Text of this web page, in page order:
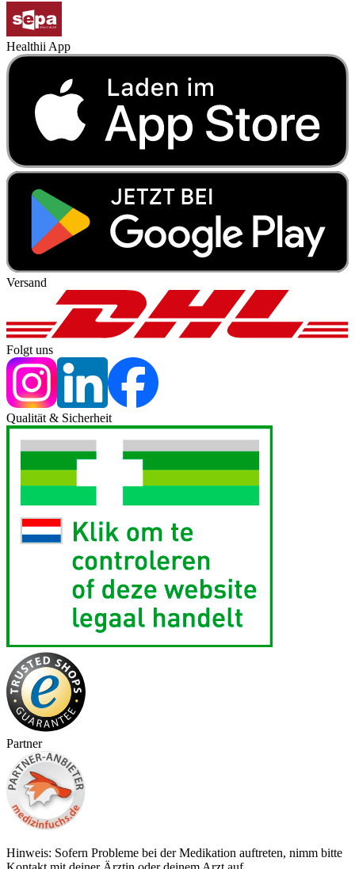
Healthii App
Versand
Folgt uns
Qualität & Sicherheit
Partner
Hinweis: Sofern Probleme bei der Medikation auftreten, nimm bitte